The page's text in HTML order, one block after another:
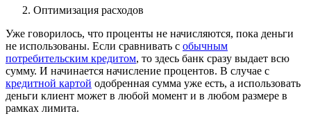
Оптимизация расходов
Уже говорилось, что проценты не начисляются, пока деньги
не использованы. Если сравнивать с обычным
потребительским кредитом, то здесь банк сразу выдает всю
сумму. И начинается начисление процентов. В случае с
кредитной картой одобренная сумма уже есть, а использовать
деньги клиент может в любой момент и в любом размере в
рамках лимита.